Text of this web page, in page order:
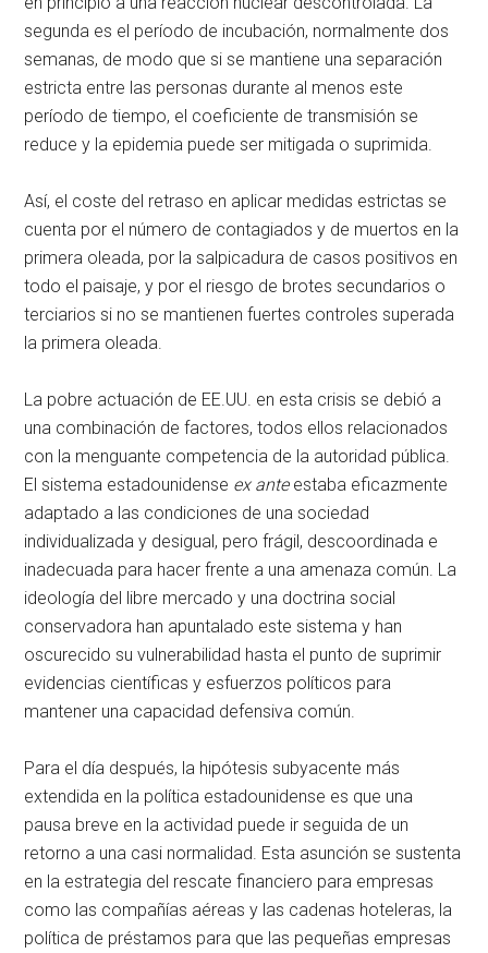
segunda es el período de incubación, normalmente dos
semanas, de modo que si se mantiene una separación
estricta entre las personas durante al menos este
período de tiempo, el coeficiente de transmisión se
reduce y la epidemia puede ser mitigada o suprimida.
Así, el coste del retraso en aplicar medidas estrictas se
cuenta por el número de contagiados y de muertos en la
primera oleada, por la salpicadura de casos positivos en
todo el paisaje, y por el riesgo de brotes secundarios o
terciarios si no se mantienen fuertes controles superada
la primera oleada.
La pobre actuación de EE.UU. en esta crisis se debió a
una combinación de factores, todos ellos relacionados
con la menguante competencia de la autoridad pública.
El sistema estadounidense ex anteestaba eficazmente
adaptado a las condiciones de una sociedad
individualizada y desigual, pero frágil, descoordinada e
inadecuada para hacer frente a una amenaza común. La
ideología del libre mercado y una doctrina social
conservadora han apuntalado este sistema y han
oscurecido su vulnerabilidad hasta el punto de suprimir
evidencias científicas y esfuerzos políticos para
mantener una capacidad defensiva común.
Para el día después, la hipótesis subyacente más
extendida en la política estadounidense es que una
pausa breve en la actividad puede ir seguida de un
retorno a una casi normalidad. Esta asunción se sustenta
en la estrategia del rescate financiero para empresas
como las compañías aéreas y las cadenas hoteleras, la
política de préstamos para que las pequeñas empresas